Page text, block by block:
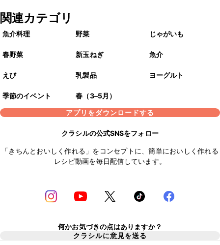
関連カテゴリ
魚介料理 野菜 じゃがいも
春野菜 新玉ねぎ 魚介
えび 乳製品 ヨーグルト
季節のイベント
春（3–5月）
アプリをダウンロードする
クラシルの公式SNSをフォロー
「きちんとおいしく作れる」をコンセプトに、簡単においしく作れる
レシピ動画を毎日配信しています。
何かお気づきの点はありますか？
クラシルに意見を送る